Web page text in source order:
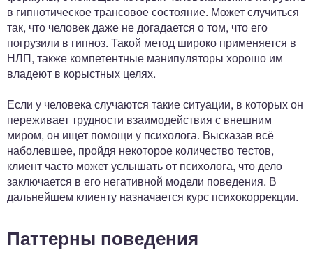
в гипнотическое трансовое состояние. Может случиться
так, что человек даже не догадается о том, что его
погрузили в гипноз. Такой метод широко применяется в
НЛП, также компетентные манипуляторы хорошо им
владеют в корыстных целях.
Если у человека случаются такие ситуации, в которых он
переживает трудности взаимодействия с внешним
миром, он ищет помощи у психолога. Высказав всё
наболевшее, пройдя некоторое количество тестов,
клиент часто может услышать от психолога, что дело
заключается в его негативной модели поведения. В
дальнейшем клиенту назначается курс психокоррекции.
Паттерны поведения